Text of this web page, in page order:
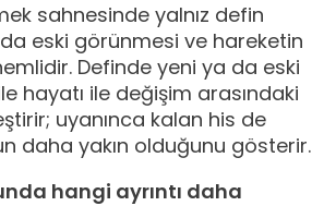
sahnesinde yalnız defin
eski görünmesi ve hareketin
Definde yeni ya da eski
hayatı ile değişim arasındaki
uyanınca kalan his de
daha yakın olduğunu gösterir.
hangi ayrıntı daha